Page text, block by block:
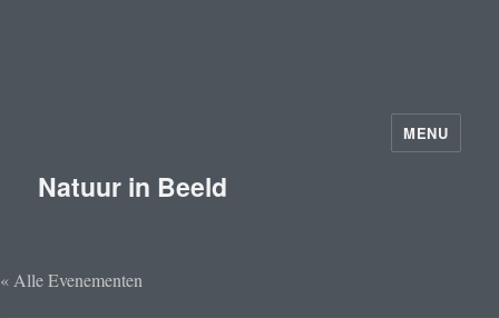
Natuur in Beeld
MENU
« Alle Evenementen